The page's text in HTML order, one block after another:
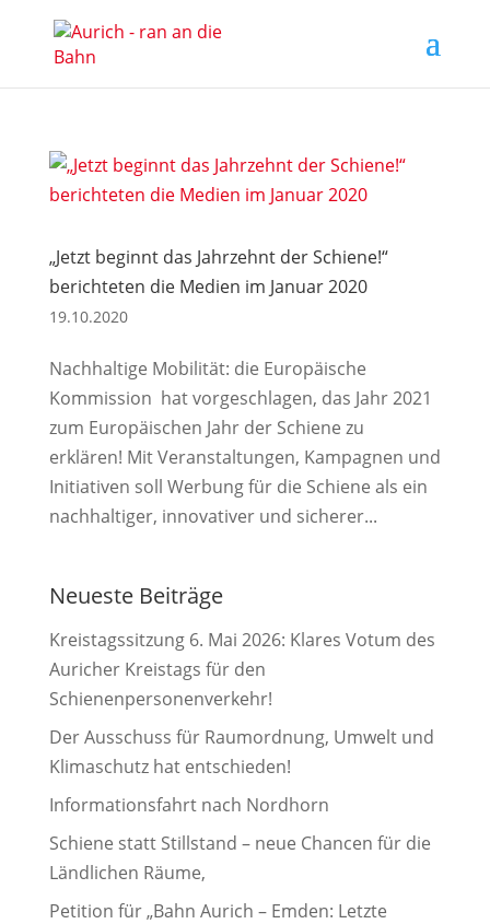
„Jetzt beginnt das Jahrzehnt der Schiene!“
berichteten die Medien im Januar 2020
19.10.2020
Nachhaltige Mobilität: die Europäische
Kommission hat vorgeschlagen, das Jahr 2021
zum Europäischen Jahr der Schiene zu
erklären! Mit Veranstaltungen, Kampagnen und
Initiativen soll Werbung für die Schiene als ein
nachhaltiger, innovativer und sicherer...
Neueste Beiträge
Kreistagssitzung 6. Mai 2026: Klares Votum des
Auricher Kreistags für den
Schienenpersonenverkehr!
Der Ausschuss für Raumordnung, Umwelt und
Klimaschutz hat entschieden!
Informationsfahrt nach Nordhorn
Schiene statt Stillstand – neue Chancen für die
Ländlichen Räume,
Petition für „Bahn Aurich – Emden: Letzte